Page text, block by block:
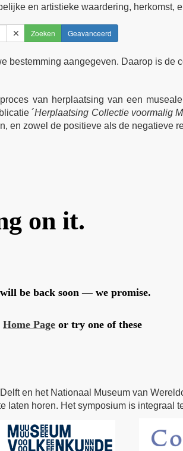
en artistieke waardering, herkomst,
Zoeken Geavanceerd
bestemming aangegeven. Daarop is de
van herplaatsing van een
´Herplaatsing Collectie voormalig
en zowel de positieve als de
en het Nationaal Museum van
laten horen. Het symposium is integraal